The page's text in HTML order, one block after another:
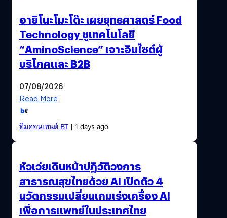
อายิโนะโมะโต๊ะ เผยยุทธศาสตร์ Food
Technology ชูเทคโนโลยี
“AminoScience” เจาะอินไซต์ผู้
บริโภคและ B2B
07/08/2026
Read More
ทีมคอนเทนต์ BT| 1 days ago
หัวเว่ยเดินหน้าปฏิวัติวงการ
สาธารณสุขไทยด้วย AI เปิดตัว 4
นวัตกรรมเปลี่ยนเกมเร่งเครื่อง AI
เพื่อการแพทย์ในประเทศไทย